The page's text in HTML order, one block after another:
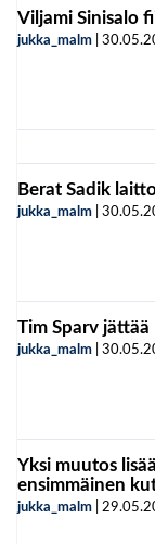
Viljami Sinisalo
jukka_malm
Berat Sadik
jukka_malm
Tim Sparv
jukka_malm
Yksi muutos
ensimmäinen
jukka_malm